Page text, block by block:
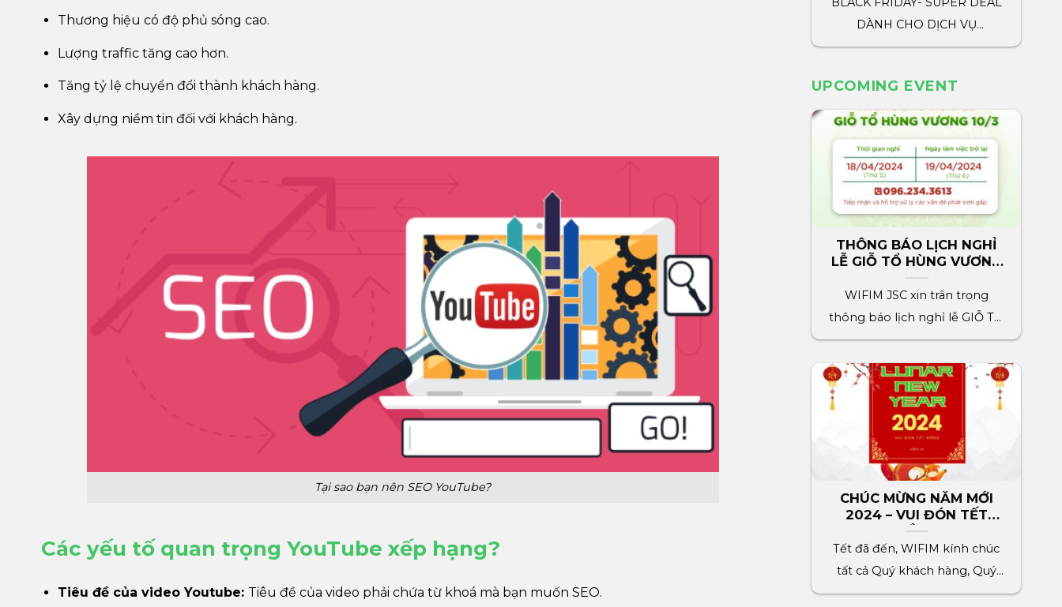
Thương hiệu có độ phủ sóng cao.
Lượng traffic tăng cao hơn.
Tăng tỷ lệ chuyển đổi thành khách hàng.
Xây dựng niềm tin đối với khách hàng.
Tại sao bạn nên SEO YouTube?
Các yếu tố quan trọng YouTube xếp hạng?
Tiêu đề của video Youtube: Tiêu đề của video phải chứa từ khoá mà bạn muốn SEO.
DÀNH CHO DỊCH VỤ
MARKETING WIFIM WIFIM
UPCOMING EVENT
THÔNG BÁO LỊCH NGHỈ
LỄ GIỖ TỔ HÙNG VƯƠNG
2024
WIFIM JSC xin trân trọng
thông báo lịch nghỉ lễ GIỖ TỔ
HÙNG VƯƠNG đến[...]
CHÚC MỪNG NĂM MỚI
2024 – VUI ĐÓN TẾT
RỒNG
Tết đã đến, WIFIM kính chúc
tất cả Quý khách hàng, Quý
đối tác, toàn[...]